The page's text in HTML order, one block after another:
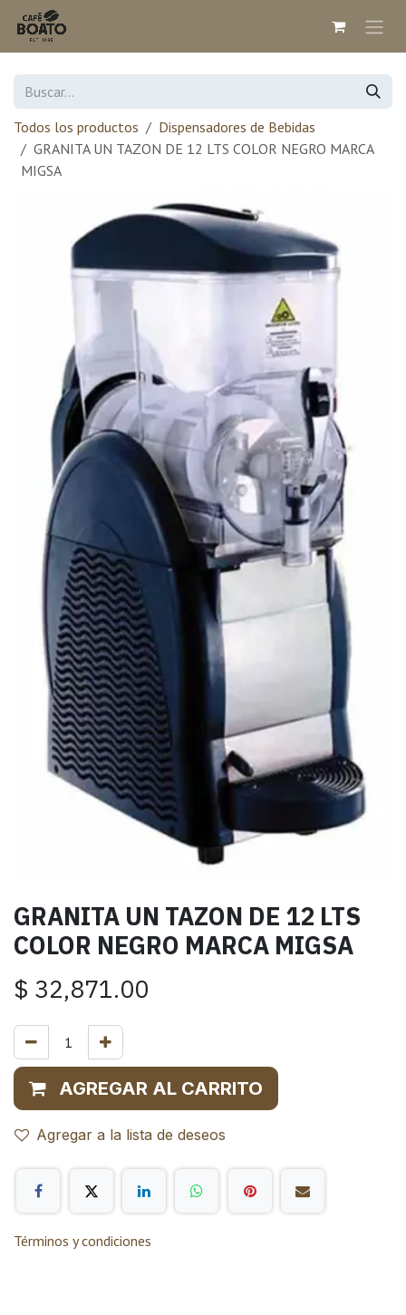
Ir al contenido
Todos los productos
Dispensadores de Bebidas
GRANITA UN TAZON DE 12 LTS COLOR NEGRO MARCA
MIGSA
GRANITA UN TAZON DE 12 LTS
COLOR NEGRO MARCA MIGSA
$ 32,871.00
AGREGAR AL CARRITO
Agregar a la lista de deseos
Términos y condiciones